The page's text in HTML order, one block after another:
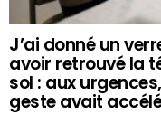
J’ai donné un
avoir retrouvé la
sol : aux
geste avait